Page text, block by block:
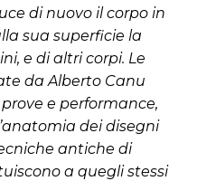
di nuovo il corpo in
sua superficie la
e di altri corpi. Le
da Alberto Canu
e performance,
dei disegni
antiche di
a quegli stessi